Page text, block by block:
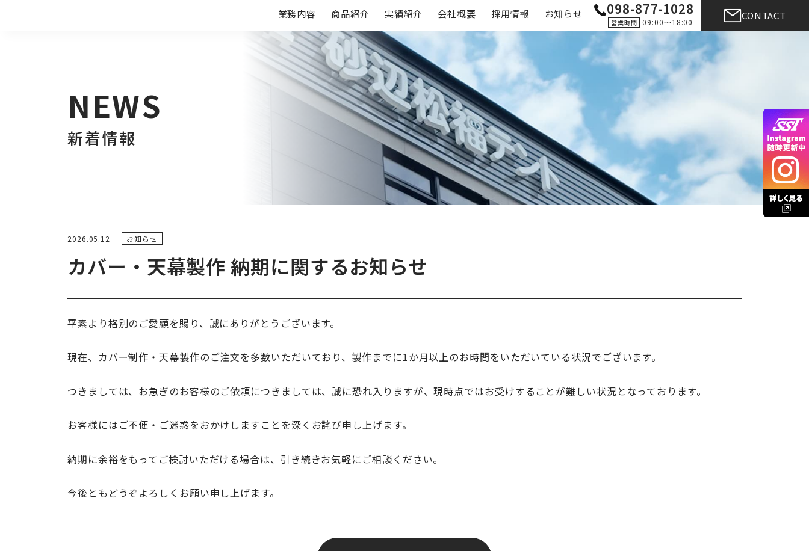
098-877-1028
営業時間 09:00〜18:00
業務内容 商品紹介 実績紹介 会社概要 採用情報 お知らせ CONTACT
NEWS
新着情報
カバー・天幕製作 納期に関するお知らせ
2026.05.12 お知らせ
平素より格別のご愛顧を賜り、誠にありがとうございます。
現在、カバー制作・天幕製作のご注文を多数いただいており、製作までに1か月以上のお時間をいただいている状況でございます。
つきましては、お急ぎのお客様のご依頼につきましては、誠に恐れ入りますが、現時点ではお受けすることが難しい状況となっております。
お客様にはご不便・ご迷惑をおかけしますことを深くお詫び申し上げます。
納期に余裕をもってご検討いただける場合は、引き続きお気軽にご相談ください。
今後ともどうぞよろしくお願い申し上げます。